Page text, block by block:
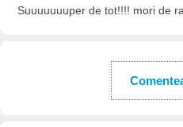
Suuuuuuuper de tot!!!! mori de